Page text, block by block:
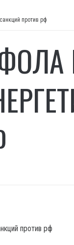
против рф